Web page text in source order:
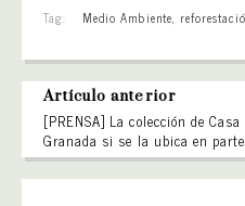
Tag: Medio Ambiente,
Artículo anterior
[PRENSA] La colección de
Granada si se la ubica en